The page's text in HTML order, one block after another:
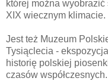
której można
XIX wiecznym klimacie.
Jest też Muzeum
Tysiąclecia -
historię polskiej
czasów współczesnych.